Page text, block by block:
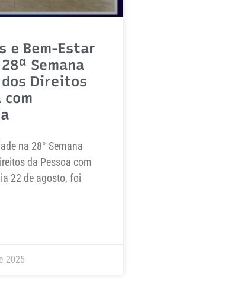
e Bem-Estar
Semana
Direitos
com
na 28° Semana
da Pessoa com
22 de agosto, foi
2025